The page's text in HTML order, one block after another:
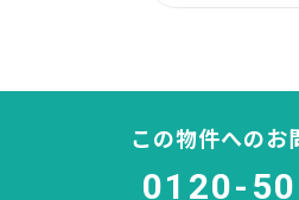
なし
この物件へのお
0120-